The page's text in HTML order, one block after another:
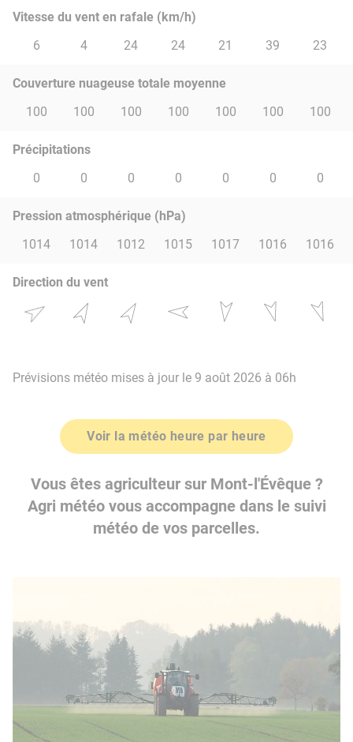
Vitesse du vent en rafale (km/h)
6
4 24 24 21 39 23
Couverture nuageuse totale moyenne
100
100 100 100 100 100 100
Précipitations
0
0 0 0 0 0 0
Pression atmosphérique (hPa)
1014
1014 1012 1015 1017 1016 1016
Direction du vent
Prévisions météo mises à jour le 9 août 2026 à 06h
Voir la météo heure par heure
Vous êtes agriculteur sur Mont-l'Évêque ?
Agri météo vous accompagne dans le suivi
météo de vos parcelles.